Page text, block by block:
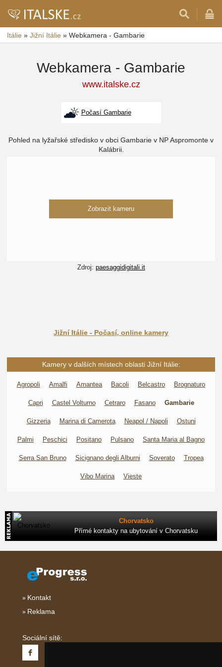
Itálie » Jižní Itálie » Webkamera - Gambarie
Webkamera - Gambarie
www.italske.cz
Počasí Gambarie
Pohled na lyžařské středisko v obci Gambarie v NP Aspromonte v
Kalábrii.
Zobrazit kameru
Zdroj: paesaggidigitali.it
Jižní Itálie - Počasí, online kamery
Kamery v dalších místech oblasti Jižní Itálie:
Agropoli Amalfi Amantea Bacoli Belcastro Brognaturo
Capri Castel Volturno Cetraro Fasano Gambarie
Gizzeria Marina di Camerota Neapol / Napoli Ostuni
Palmi Peschici Positano Pulsano Santa Maria al Bagno
Serra San Bruno Sicignano degli Alburni Soverato Tropea
Vibo Marina Vieste
Chorvatsko
Přímé kontakty na ubytování v Chorvatsku
Kontakt
Reklama
Sociální sítě: